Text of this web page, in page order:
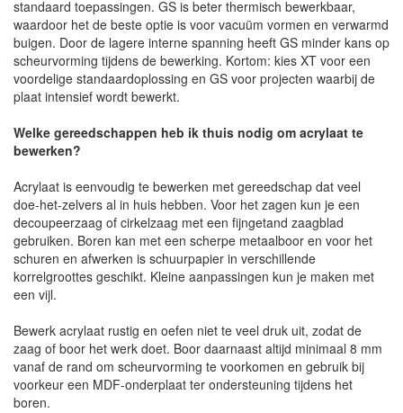
standaard toepassingen. GS is beter thermisch bewerkbaar,
waardoor het de beste optie is voor vacuüm vormen en verwarmd
buigen. Door de lagere interne spanning heeft GS minder kans op
scheurvorming tijdens de bewerking. Kortom: kies XT voor een
voordelige standaardoplossing en GS voor projecten waarbij de
plaat intensief wordt bewerkt.
Welke gereedschappen heb ik thuis nodig om acrylaat te
bewerken?
Acrylaat is eenvoudig te bewerken met gereedschap dat veel
doe-het-zelvers al in huis hebben. Voor het zagen kun je een
decoupeerzaag of cirkelzaag met een fijngetand zaagblad
gebruiken. Boren kan met een scherpe metaalboor en voor het
schuren en afwerken is schuurpapier in verschillende
korrelgroottes geschikt. Kleine aanpassingen kun je maken met
een vijl.
Bewerk acrylaat rustig en oefen niet te veel druk uit, zodat de
zaag of boor het werk doet. Boor daarnaast altijd minimaal 8 mm
vanaf de rand om scheurvorming te voorkomen en gebruik bij
voorkeur een MDF-onderplaat ter ondersteuning tijdens het
boren.